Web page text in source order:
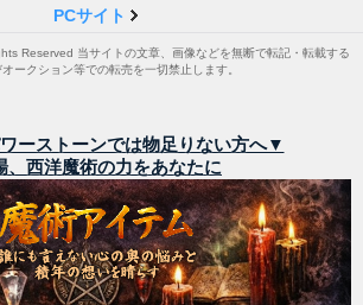
PCサイト
Reserved 当サイトの文章、画像などを無断で転記・転載する
オークション等での転売を一切禁止します。
ーストーンでは物足りない方へ▼
、西洋魔術の力をあなたに